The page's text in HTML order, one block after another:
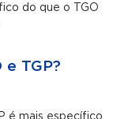
do que o TGO
TGP?
é mais específico